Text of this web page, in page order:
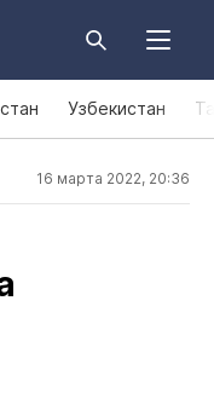
Узбекистан
16 марта 2022, 20:36